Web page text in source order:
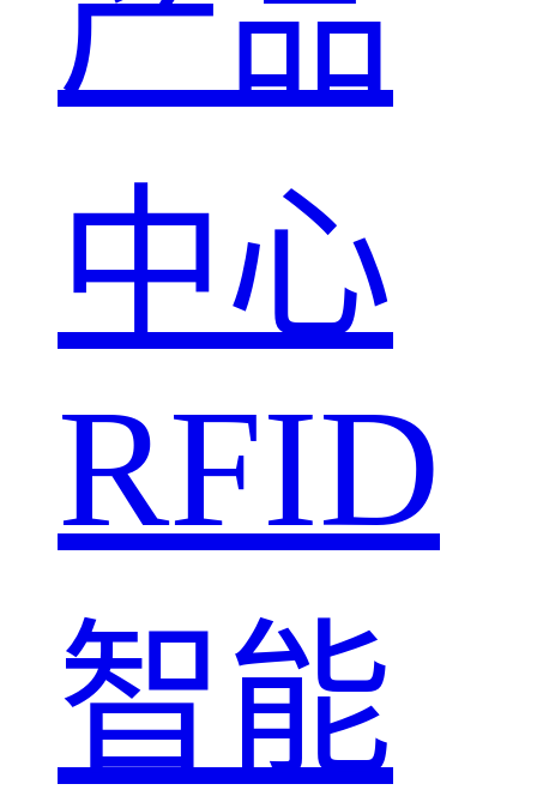
中心
RFID
智能